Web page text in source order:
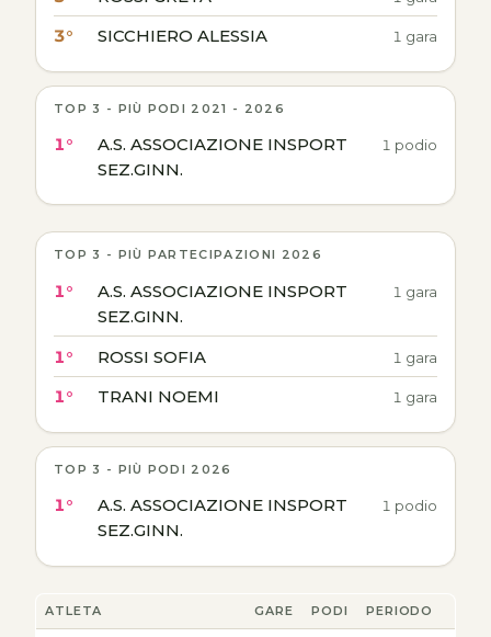
3° SICCHIERO ALESSIA 1 gara
TOP 3 - PIÙ PODI 2021 - 2026
1°
A.S. ASSOCIAZIONE INSPORT
SEZ.GINN.
1 podio
TOP 3 - PIÙ PARTECIPAZIONI 2026
1°
A.S. ASSOCIAZIONE INSPORT
SEZ.GINN.
1 gara
1° ROSSI SOFIA 1 gara
1° TRANI NOEMI 1 gara
TOP 3 - PIÙ PODI 2026
1°
A.S. ASSOCIAZIONE INSPORT
SEZ.GINN.
1 podio
ATLETA GARE PODI PERIODO